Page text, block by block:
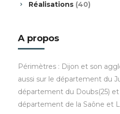
Réalisations (40)
A propos
Périmètres : Dijon et son
aussi sur le département du
département du Doubs(25) et
département de la Saône et